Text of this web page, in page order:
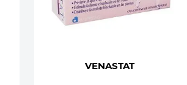
VENASTAT